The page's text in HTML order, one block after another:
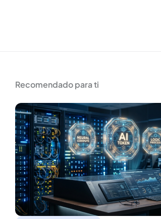
Recomendado para ti